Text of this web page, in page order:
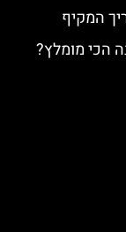
המקיף
הכי מומלץ?